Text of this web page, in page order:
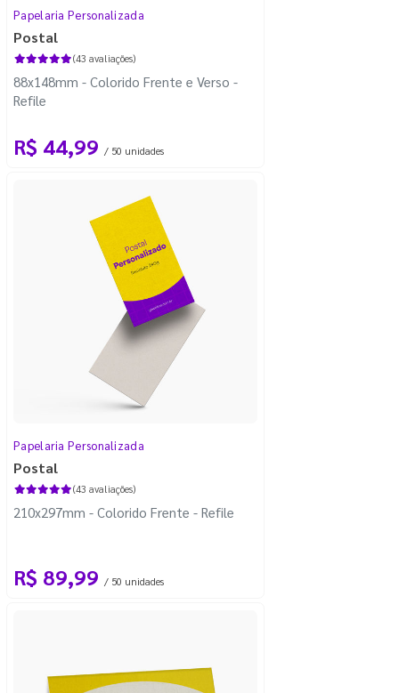
Papelaria Personalizada
Postal
(43 avaliações)
88x148mm - Colorido Frente e Verso -
Refile
R$ 44,99 / 50 unidades
Papelaria Personalizada
Postal
(43 avaliações)
210x297mm - Colorido Frente - Refile
R$ 89,99 / 50 unidades